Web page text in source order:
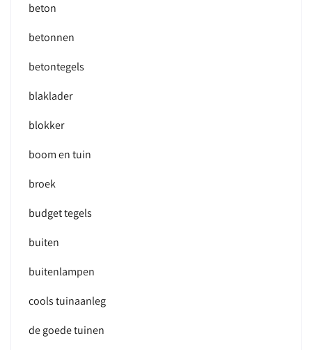
beton
betonnen
betontegels
blaklader
blokker
boom en tuin
broek
budget tegels
buiten
buitenlampen
cools tuinaanleg
de goede tuinen